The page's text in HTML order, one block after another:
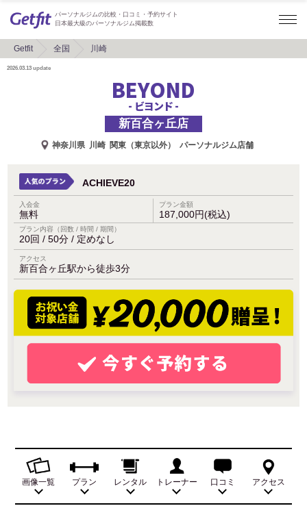
パーソナルジムの比較・口コミ・予約サイト
日本最大級のパーソナルジム掲載数
Getfit 全国 川崎
2026.03.13 update
BEYOND
- ビヨンド -
新百合ヶ丘店
神奈川県 川崎 関東（東京以外） パーソナルジム店舗
ACHIEVE20
入会金
無料
プラン金額
187,000円(税込)
プラン内容（回数 / 時間 / 期間）
20回 / 50分 / 定めなし
アクセス
新百合ヶ丘駅から徒歩3分
画像一覧 プラン レンタル トレーナー 口コミ アクセス